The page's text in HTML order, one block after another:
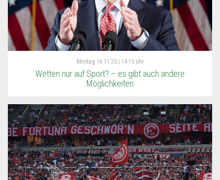
Montag 16.11.20 | 14:15 Uhr
Wetten nur auf Sport? – es gibt auch andere
Möglichkeiten